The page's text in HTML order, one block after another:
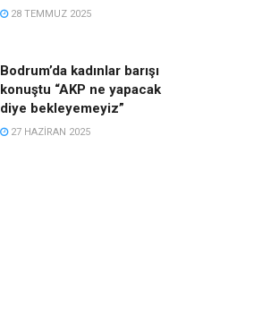
28 TEMMUZ 2025
Bodrum’da kadınlar barışı
konuştu “AKP ne yapacak
diye bekleyemeyiz”
27 HAZIRAN 2025